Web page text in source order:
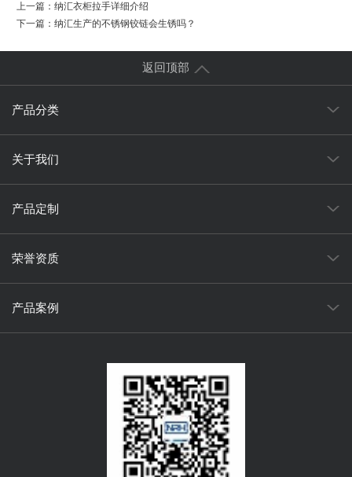
上一篇： 纳汇衣柜拉手详细介绍
下一篇： 纳汇生产的不锈钢铰链会生锈吗？
返回顶部
产品分类
关于我们
产品定制
荣誉资质
产品案例